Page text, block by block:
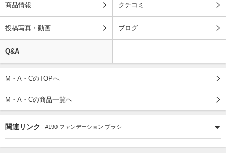
商品情報 クチコミ
投稿写真・動画 ブログ
Q&A
M・A・CのTOPへ
M・A・Cの商品一覧へ
関連リンク #190 ファンデーション ブラシ